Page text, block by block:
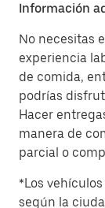
Información
No necesitas
experiencia
de comida,
podrías
Hacer
manera de
parcial o
*Los
según la